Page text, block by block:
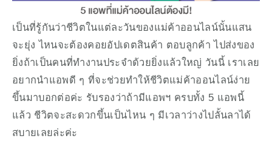
เป็นที่รู้กันว่าชีวิตในแต่ละวันของแม่ค้าออนไลน์นั้นแสน
จะยุ่ง ไหนจะต้องคอยอัปเดตสินค้า ตอบลูกค้า ไปส่งของ
ยิ่งถ้าเป็นคนที่ทำงานประจำด้วยยิ่งแล้วใหญ่ วันนี้ เราเลย
อยากนำแอพดี ๆ ที่จะช่วยทำให้ชีวิตแม่ค้าออนไลน์ง่าย
ขึ้นมาบอกต่อค่ะ รับรองว่าถ้ามีแอพฯ ครบทั้ง 5 แอพนี้
แล้ว ชีวิตจะสะดวกขึ้นเป็นไหน ๆ มีเวลาว่างไปลั้นลาได้
สบายเลยล่ะค่ะ